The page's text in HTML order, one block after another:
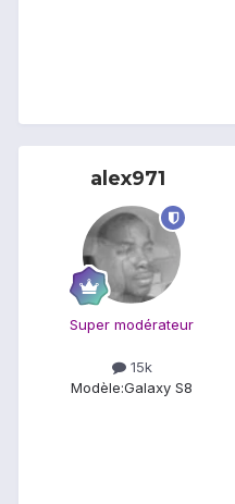
alex971
Super modérateur
15k
Modèle:Galaxy S8